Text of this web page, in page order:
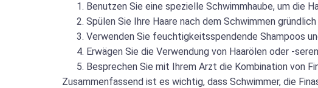
Benutzen Sie eine spezielle Schwimmhaube, um die
Spülen Sie Ihre Haare nach dem Schwimmen
Verwenden Sie feuchtigkeitsspendende Shampoos
Erwägen Sie die Verwendung von Haarölen oder -
Besprechen Sie mit Ihrem Arzt die Kombination von
Zusammenfassend ist es wichtig, dass Schwimmer, die